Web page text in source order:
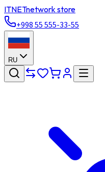
ITNETnetwork store
+998 55 555-33-55
RU